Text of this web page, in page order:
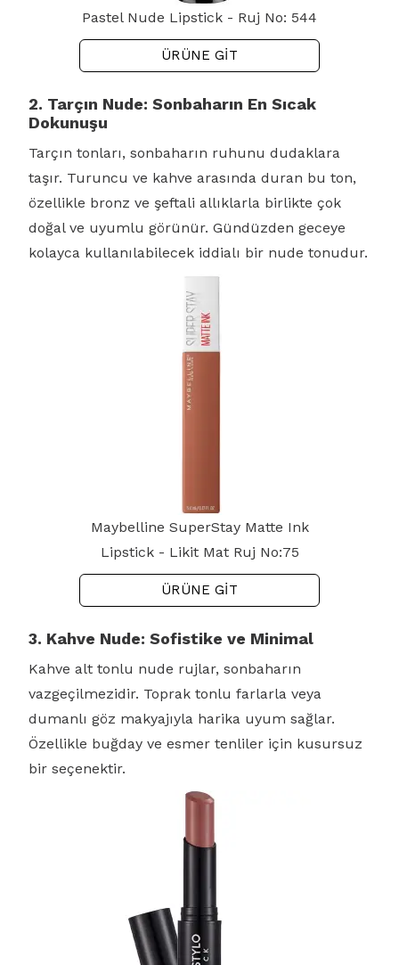
Pastel Nude Lipstick - Ruj No: 544
ÜRÜNE GİT
2. Tarçın Nude: Sonbaharın En Sıcak
Dokunuşu
Tarçın tonları, sonbaharın ruhunu dudaklara
taşır. Turuncu ve kahve arasında duran bu ton,
özellikle bronz ve şeftali allıklarla birlikte çok
doğal ve uyumlu görünür. Gündüzden geceye
kolayca kullanılabilecek iddialı bir nude tonudur.
Maybelline SuperStay Matte Ink
Lipstick - Likit Mat Ruj No:75
ÜRÜNE GİT
3. Kahve Nude: Sofistike ve Minimal
Kahve alt tonlu nude rujlar, sonbaharın
vazgeçilmezidir. Toprak tonlu farlarla veya
dumanlı göz makyajıyla harika uyum sağlar.
Özellikle buğday ve esmer tenliler için kusursuz
bir seçenektir.